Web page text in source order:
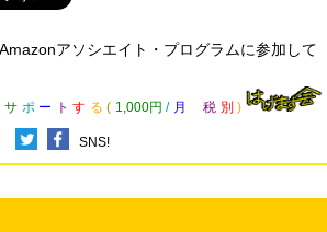
アソシエイト・プログラムに参加して
サ ポ ー ト す る ( 1,000円 / 月 税 別 )
SNS!